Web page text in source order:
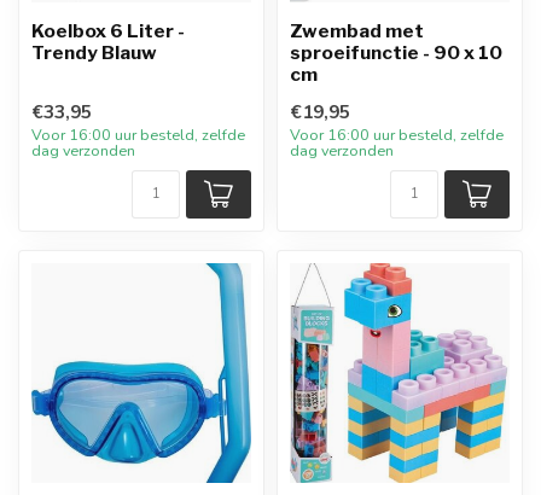
Koelbox 6 Liter -
Trendy Blauw
€33,95
Voor 16:00 uur besteld, zelfde
dag verzonden
Zwembad met
sproeifunctie - 90 x 10
cm
€19,95
Voor 16:00 uur besteld, zelfde
dag verzonden